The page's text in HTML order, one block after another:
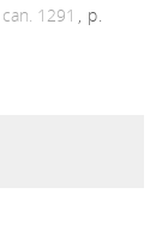
can. 1291 , p.